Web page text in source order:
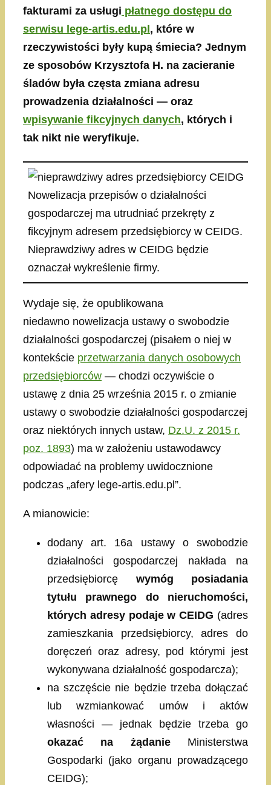
fakturami za usługi płatnego dostępu do
serwisu lege-artis.edu.pl , które w
rzeczywistości były kupą śmiecia? Jednym
ze sposobów Krzysztofa H. na zacieranie
śladów była częsta zmiana adresu
prowadzenia działalności — oraz
wpisywanie fikcyjnych danych, których i
tak nikt nie weryfikuje.
Nowelizacja przepisów o działalności
gospodarczej ma utrudniać przekręty z
fikcyjnym adresem przedsiębiorcy w CEIDG.
Nieprawdziwy adres w CEIDG będzie
oznaczał wykreślenie firmy.
Wydaje się, że opublikowana
niedawno nowelizacja ustawy o swobodzie
działalności gospodarczej (pisałem o niej w
kontekście przetwarzania danych osobowych
przedsiębiorców — chodzi oczywiście o
ustawę z dnia 25 września 2015 r. o zmianie
ustawy o swobodzie działalności gospodarczej
oraz niektórych innych ustaw, Dz.U. z 2015 r.
poz. 1893) ma w założeniu ustawodawcy
odpowiadać na problemy uwidocznione
podczas „afery lege-artis.edu.pl”.
A mianowicie:
dodany art. 16a ustawy o swobodzie
działalności gospodarczej nakłada na
przedsiębiorcę wymóg posiadania
tytułu prawnego do nieruchomości,
których adresy podaje w CEIDG (adres
zamieszkania przedsiębiorcy, adres do
doręczeń oraz adresy, pod którymi jest
wykonywana działalność gospodarcza);
na szczęście nie będzie trzeba dołączać
lub wzmiankować umów i aktów
własności — jednak będzie trzeba go
okazać na żądanieMinisterstwa
Gospodarki (jako organu prowadzącego
CEIDG);